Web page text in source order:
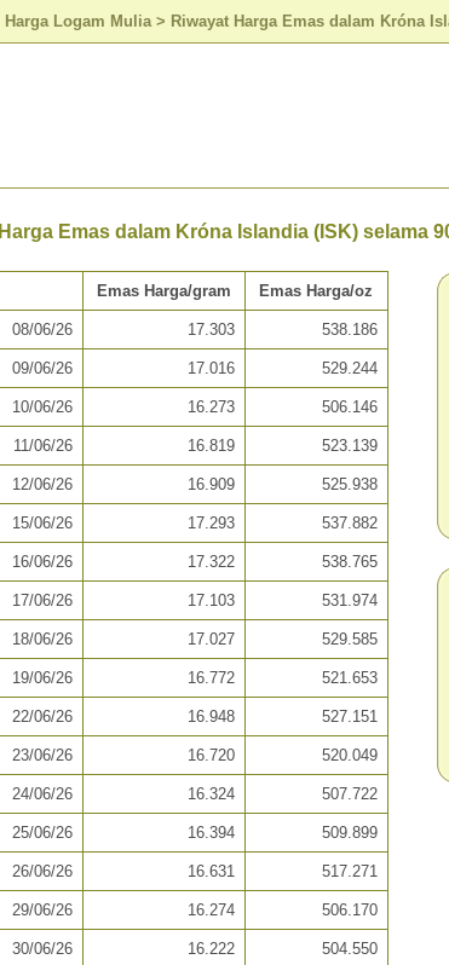
Harga Logam Mulia > Riwayat Harga Emas dalam Króna
Harga Emas dalam Króna Islandia (ISK) selama
Emas Harga/gram Emas Harga/oz
08/06/26 17.303 538.186
09/06/26 17.016 529.244
10/06/26 16.273 506.146
11/06/26 16.819 523.139
12/06/26 16.909 525.938
15/06/26 17.293 537.882
16/06/26 17.322 538.765
17/06/26 17.103 531.974
18/06/26 17.027 529.585
19/06/26 16.772 521.653
22/06/26 16.948 527.151
23/06/26 16.720 520.049
24/06/26 16.324 507.722
25/06/26 16.394 509.899
26/06/26 16.631 517.271
29/06/26 16.274 506.170
30/06/26 16.222 504.550